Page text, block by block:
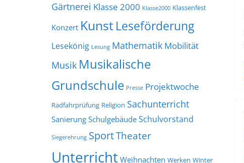
Gärtnerei Klasse 2000 Klasse2000 Klassenfest
Konzert KunstLeseförderung
Lesekönig Lesung Mathematik Mobilität
Musik Musikalische
Grundschule Presse Projektwoche
Radfahrprüfung Religion Sachunterricht
Sanierung Schulgebäude Schulvorstand
Siegerehrung SportTheater
Unterricht Weihnachten Werken Winter